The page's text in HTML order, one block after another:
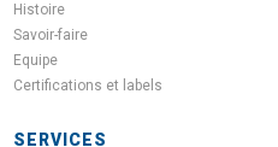
Histoire
Savoir-faire
Equipe
Certifications et labels
SERVICES